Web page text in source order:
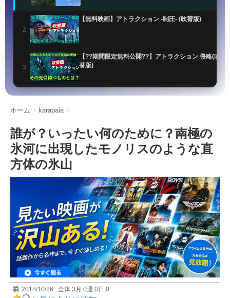
2
【無料映画】アトラクション -制圧- (吹替版)
3
【??期間限定無料公開??】アトラクション 侵略(吹
替版)
5
米軍UFO機密解除!! 非地球人知性体「NHI」の正体
前編 MUTube（ムー チューブ） 2026年7月号
6
者としての視点で解説！
7
おもしろすぎて眠れなくなる深海の話｜極限環境生
物学者/長沼毅
8
【イエス・キリストの謎】世界25億人が信じる男の
正体とは？
ホーム > karapaia >
誰が？いったい何のために？南極の
氷河に出現したモノリスのような直
方体の氷山
2018/10/26 全体:3 月:0週:0日:0